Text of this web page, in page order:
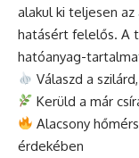
alakul ki teljesen
hatásért felelős. A
hatóanyag-
Válaszd a
Kerüld a már
Alacsony
érdekében